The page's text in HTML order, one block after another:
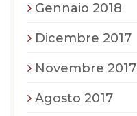
Gennaio 2018
Dicembre 2017
Novembre 2017
Agosto 2017